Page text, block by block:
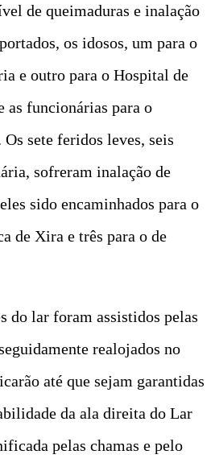
de queimaduras e inalação
os idosos, um para o
e outro para o Hospital de
as funcionárias para o
sete feridos leves, seis
sofreram inalação de
sido encaminhados para o
de Xira e três para o de
do lar foram assistidos pelas
realojados no
até que sejam garantidas
da ala direita do Lar
pelas chamas e pelo